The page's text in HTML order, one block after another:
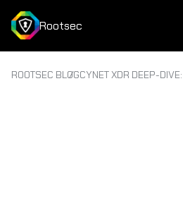
Rootsec
ROOTSEC BLOGCYNET XDR DEEP-